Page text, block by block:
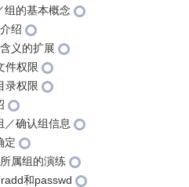
组的基本概念
绍
义的扩展
件权限
录权限
确认组信息
定
属组的演练
和passwd